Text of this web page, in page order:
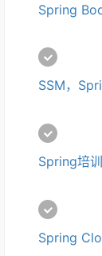
Spring
SSM，
Spring培训
Spring